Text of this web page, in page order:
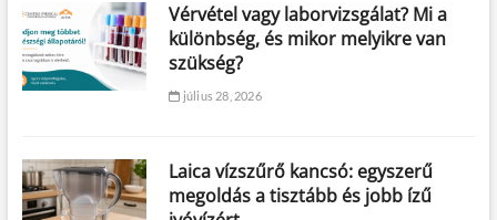
Vérvétel vagy laborvizsgálat? Mi a
különbség, és mikor melyikre van
szükség?
július 28, 2026
Laica vízszűrő kancsó: egyszerű
megoldás a tisztább és jobb ízű